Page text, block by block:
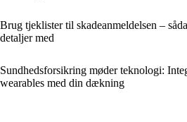
Brug tjeklister til skadeanmeldelsen –
detaljer med
Sundhedsforsikring møder teknologi:
wearables med din dækning